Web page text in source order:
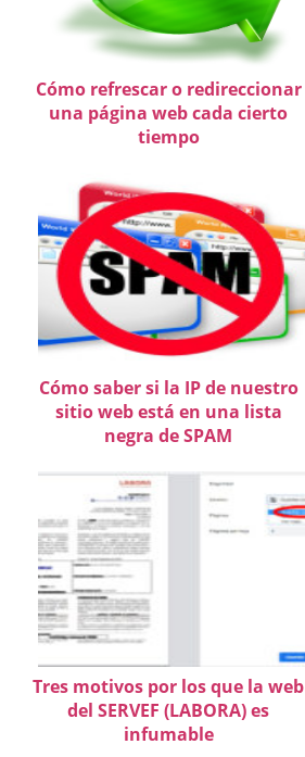
Cómo refrescar o redireccionar
una página web cada cierto
tiempo
Cómo saber si la IP de nuestro
sitio web está en una lista
negra de SPAM
Tres motivos por los que la web
del SERVEF (LABORA) es
infumable